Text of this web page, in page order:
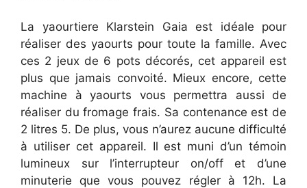
La yaourtiere Klarstein Gaia est idéale pour
réaliser des yaourts pour toute la famille. Avec
ces 2 jeux de 6 pots décorés, cet appareil est
plus que jamais convoité. Mieux encore, cette
machine à yaourts vous permettra aussi de
réaliser du fromage frais. Sa contenance est de
2 litres 5. De plus, vous n’aurez aucune difficulté
à utiliser cet appareil. Il est muni d’un témoin
lumineux sur l’interrupteur on/off et d’une
minuterie que vous pouvez régler à 12h. La